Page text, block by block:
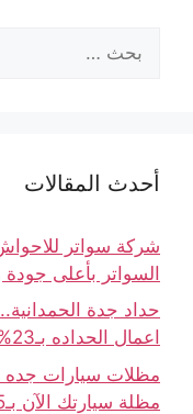
أحدث المقالات
شركة سواتر
السواتر بأعلى جودة
حداد جدة
اعمال الحداده بـ23%خصم فوري
مظلة سيارتك الآن بـ25%خصم